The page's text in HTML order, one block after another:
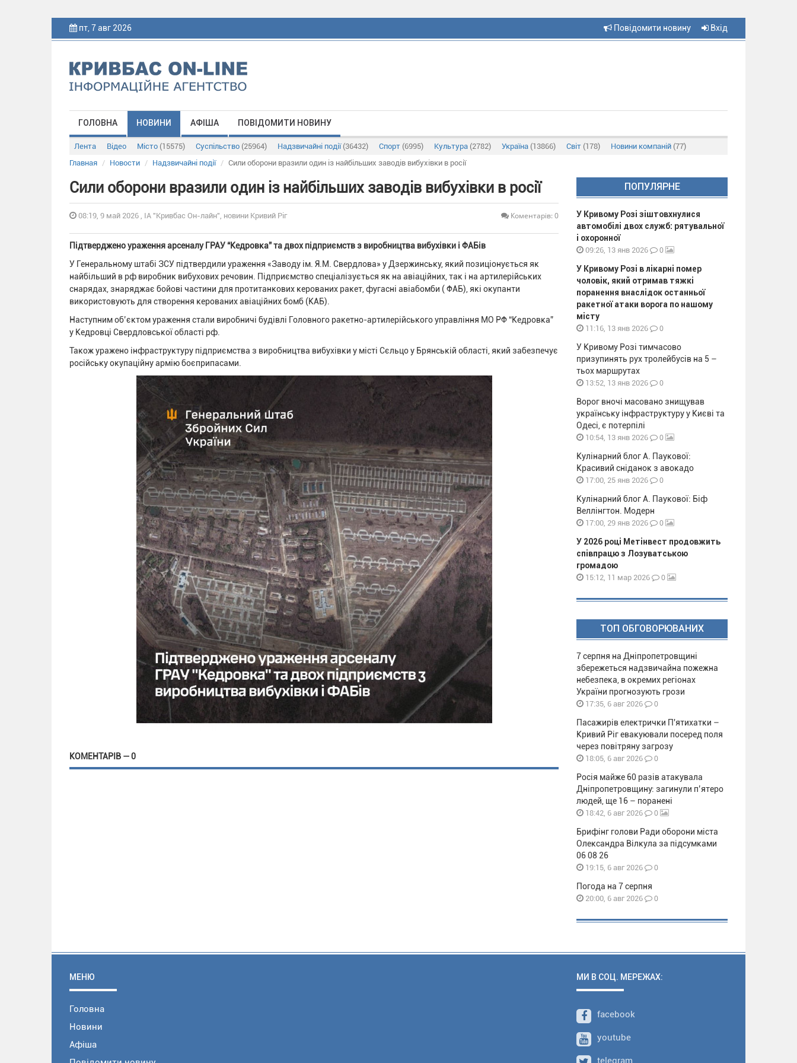
пт, 7 авг 2026 Повідомити новину Вхід
ГОЛОВНА НОВИНИ АФІША ПОВІДОМИТИ НОВИНУ
Лента Відео Місто (15575) Суспільство (25964) Надзвичайні події (36432) Спорт (6995) Культура (2782) Україна (13866) Світ (178) Новини компаній (77)
Главная
Новости Надзвичайні події Сили оборони вразили один із найбільших заводів вибухівки в росії
Сили оборони вразили один із найбільших заводів вибухівки в росії
08:19, 9 май 2026 , ІА "Кривбас Он-лайн", новини Кривий Ріг Коментарів: 0
Підтверджено ураження арсеналу ГРАУ “Кедровка” та двох підприємств з виробництва вибухівки і ФАБів
У Генеральному штабі ЗСУ підтвердили ураження «Заводу ім. Я.М. Свердлова» у Дзержинську, який позиціонується як
найбільший в рф виробник вибухових речовин. Підприємство спеціалізується як на авіаційних, так і на артилерійських
снарядах, знаряджає бойові частини для протитанкових керованих ракет, фугасні авіабомби ( ФАБ), які окупанти
використовують для створення керованих авіаційних бомб (КАБ).
Наступним об’єктом ураження стали виробничі будівлі Головного ракетно-артилерійського управління МО РФ “Кедровка”
у Кедровці Свердловської області рф.
Також уражено інфраструктуру підприємства з виробництва вибухівки у місті Сєльцо у Брянській області, який забезпечує
російську окупаційну армію боєприпасами.
КОМЕНТАРІВ — 0
ПОПУЛЯРНЕ
У Кривому Розі зіштовхнулися
автомобілі двох служб: рятувальної
і охоронної
09:26, 13 янв 2026 0
У Кривому Розі в лікарні помер
чоловік, який отримав тяжкі
поранення внаслідок останньої
ракетної атаки ворога по нашому
місту
11:16, 13 янв 2026 0
У Кривому Розі тимчасово
призупинять рух тролейбусів на 5 –
тьох маршрутах
13:52, 13 янв 2026 0
Ворог вночі масовано знищував
українську інфраструктуру у Києві та
Одесі, є потерпілі
10:54, 13 янв 2026 0
Кулінарний блог А. Паукової:
Красивий сніданок з авокадо
17:00, 25 янв 2026 0
Кулінарний блог А. Паукової: Біф
Веллінгтон. Модерн
17:00, 29 янв 2026 0
У 2026 році Метінвест продовжить
співпрацю з Лозуватською
громадою
15:12, 11 мар 2026 0
ТОП ОБГОВОРЮВАНИХ
7 серпня на Дніпропетровщині
збережеться надзвичайна пожежна
небезпека, в окремих регіонах
України прогнозують грози
17:35, 6 авг 2026 0
Пасажирів електрички П'ятихатки –
Кривий Ріг евакуювали посеред поля
через повітряну загрозу
18:05, 6 авг 2026 0
Росія майже 60 разів атакувала
Дніпропетровщину: загинули п’ятеро
людей, ще 16 – поранені
18:42, 6 авг 2026 0
Брифінг голови Ради оборони міста
Олександра Вілкула за підсумками
06 08 26
19:15, 6 авг 2026 0
Погода на 7 серпня
20:00, 6 авг 2026 0
МЕНЮ
Головна
Новини
Афіша
МИ В СОЦ. МЕРЕЖАХ:
facebook
youtube
telegram